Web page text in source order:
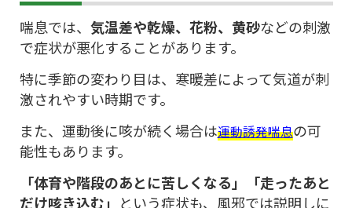
喘息では、 気温差や乾燥、花粉、黄砂などの刺激
で症状が悪化することがあります。
特に季節の変わり目は、寒暖差によって気道が刺
激されやすい時期です。
また、運動後に咳が続く場合は運動誘発喘息の可
能性もあります。
「体育や階段のあとに苦しくなる」「走ったあと
だけ咳き込む」 という症状も、風邪では説明しに